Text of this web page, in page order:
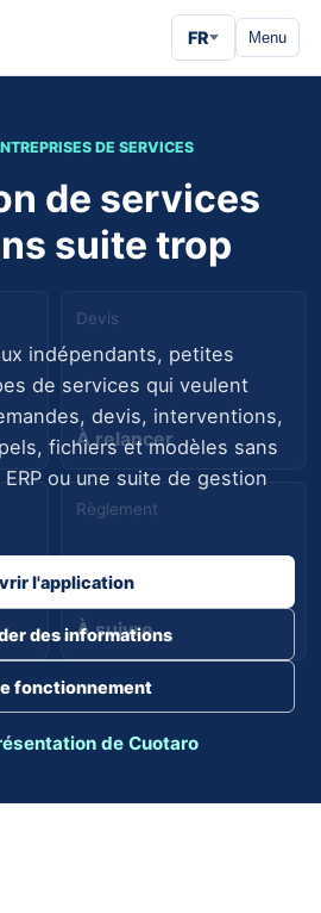
FR Menu
Devis
À relancer
Règlement
À suivre
DE SERVICES
de services
suite trop
indépendants, petites
de services qui veulent
devis, interventions,
fichiers et modèles sans
ou une suite de gestion
l'application
des informations
fonctionnement
de Cuotaro